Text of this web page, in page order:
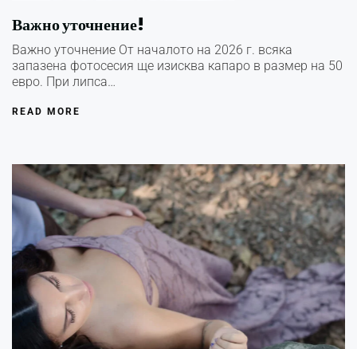
Важно уточнение!
Важно уточнение От началото на 2026 г. всяка
запазена фотосесия ще изисква капаро в размер на 50
евро. При липса…
READ MORE